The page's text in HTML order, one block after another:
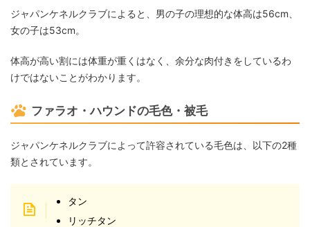
ジャパンケネルクラブによると、男の子の理想的な体高は56cm、
女の子は53cm。
体高が高い割には体重が重くはなく、余分な肉付きをしているわ
けではないことがわかります。
ファラオ・ハウンドの毛色・被毛
ジャパンケネルクラブによって許容されている毛色は、以下の2種
類とされています。
タン
リッチタン